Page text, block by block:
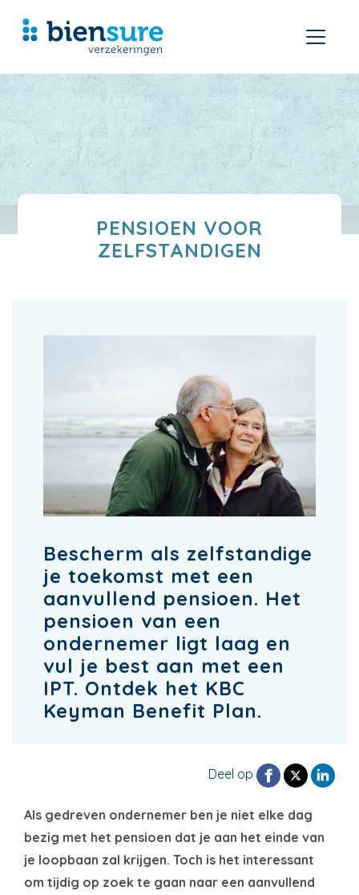
PENSIOEN VOOR
ZELFSTANDIGEN
Bescherm als zelfstandige
je toekomst met een
aanvullend pensioen. Het
pensioen van een
ondernemer ligt laag en
vul je best aan met een
IPT. Ontdek het KBC
Keyman Benefit Plan.
Deel op
Als gedreven ondernemer ben je niet elke dag
bezig met het pensioen dat je aan het einde van
je loopbaan zal krijgen. Toch is het interessant
om tijdig op zoek te gaan naar een aanvullend